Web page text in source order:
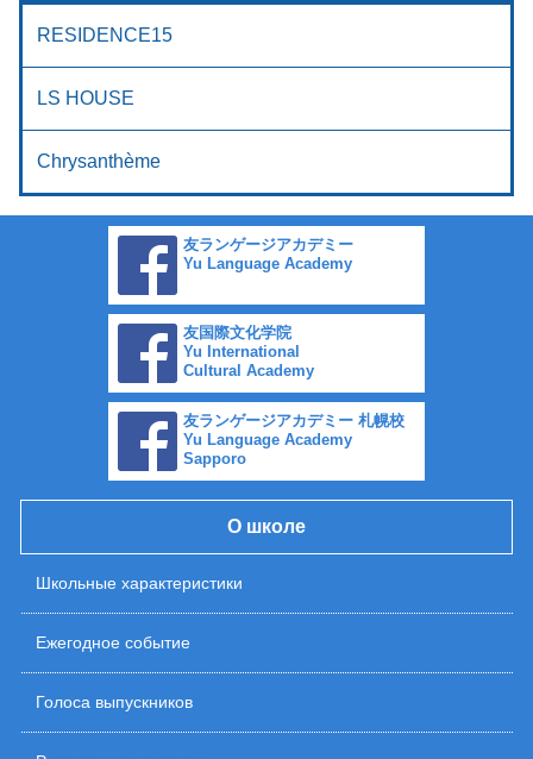
RESIDENCE15
LS HOUSE
Chrysanthème
友ランゲージアカデミー
Yu Language Academy
友国際文化学院
Yu International
Cultural Academy
友ランゲージアカデミー 札幌校
Yu Language Academy
Sapporo
О школе
Школьные характеристики
Ежегодное событие
Голоса выпускников